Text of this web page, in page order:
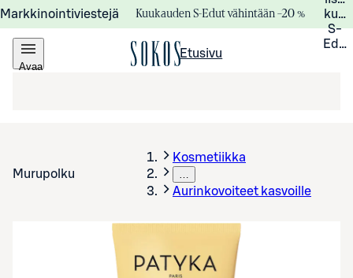
Markkinointiviestejä Kuukauden S-Edut vähintään –20 %
S-
Avaa
Etusivu
Murupolku
Kosmetiikka
…
Aurinkovoiteet kasvoille